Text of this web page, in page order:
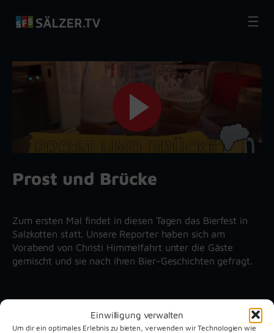
Einwilligung verwalten
Um dir ein optimales Erlebnis zu bieten, verwenden wir Technologien wie
Inhalt
springen
Prost und Brücke
Zum ersten Mal findet in diesen Tagen das Bierfest in
Salzkotten statt. Unsere Reporter haben sich am
Vorabend von Christi Himmelfahrt unter die Gäste
gemischt und sie nach ihren Bier-Geschichten gefragt.